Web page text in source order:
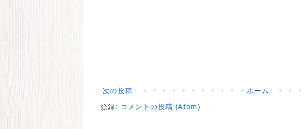
次の投稿
ホーム
登録: コメントの投稿 (Atom)